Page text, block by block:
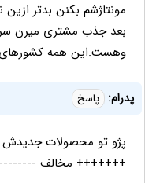
مونتاژشم بکنن بدتر
بعد جذب مشتری میرن
وهست.این همه کشورهای
پدرام: پاسخ
پژو تو محصولات جدیدش
+++++++ مخالف --------